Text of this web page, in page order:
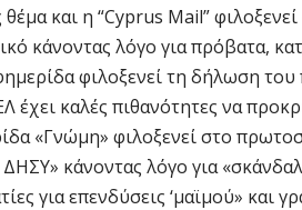
και η “Cyprus Mail”
κάνοντας λόγο για πρόβατα,
φιλοξενεί τη δήλωση
έχει καλές πιθανότητες να
«Γνώμη» φιλοξενεί στο
κάνοντας λόγο για
για επενδύσεις ‘μαϊμού» και